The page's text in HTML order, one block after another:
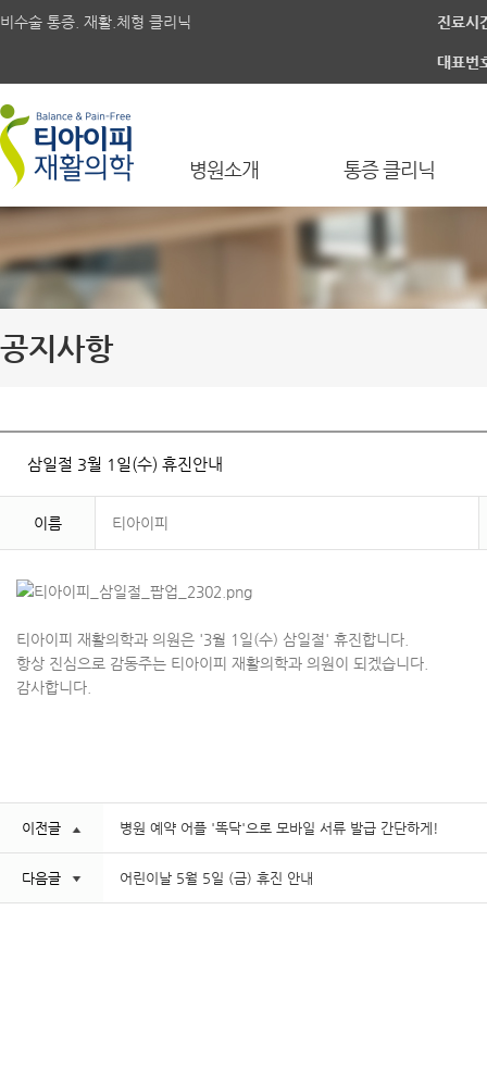
비수술 통증. 재활.체형 클리닉 진료시
대표번
병원소개 통증 클리닉
공지사항
삼일절 3월 1일(수) 휴진안내
이름 티아이피
티아이피 재활의학과 의원은 '3월 1일(수) 삼일절' 휴진합니다.
항상 진심으로 감동주는 티아이피 재활의학과 의원이 되겠습니다.
감사합니다.
이전글 병원 예약 어플 '똑닥'으로 모바일 서류 발급 간단하게!
다음글 어린이날 5월 5일 (금) 휴진 안내